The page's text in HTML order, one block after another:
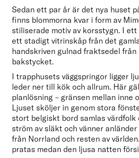
Sedan ett par år är det nya huset
finns blommorna kvar i form av
stiliserade motiv av korsstygn. I
ett stadigt vitrinskåp från det
handskriven gulnad fraktsedel från
bakstycket.
I trapphusets väggspringor ligger
leder ner till kök och allrum. Här
planlösning – gränsen mellan inne
Ljuset sköljer in genom stora
stort belgiskt bord samlas värdfolk
ström av släkt och vänner
från Norrland och resten av
pratas medan den ljusa natten